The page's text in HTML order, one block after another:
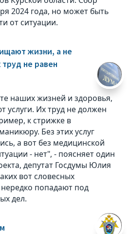
2024 года, но может быть
от ситуации.
жизни, а не
труд не равен
наших жизней и здоровья,
услуги. Их труд не должен
к стрижке в
Без этих услуг
а вот без медицинской
- нет", - поясняет один
депутат Госдумы Юлия
вот словесных
попадают под
дел.